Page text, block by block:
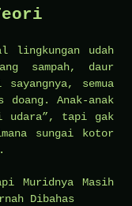
lingkungan udah
sampah, daur
semua
Anak-anak
udara”, tapi gak
sungai kotor
Muridnya Masih
Dibahas